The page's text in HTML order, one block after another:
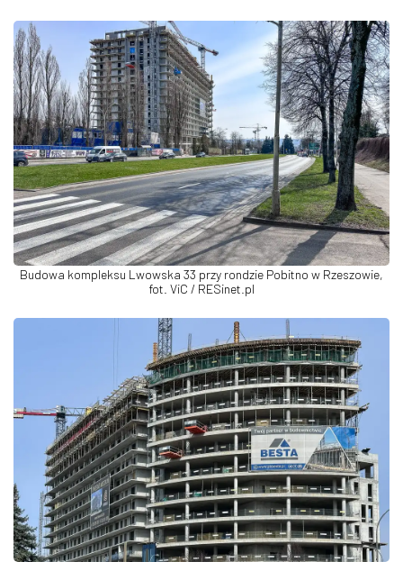
Budowa kompleksu Lwowska 33 przy rondzie Pobitno w Rzeszowie,
fot. ViC / RESinet.pl